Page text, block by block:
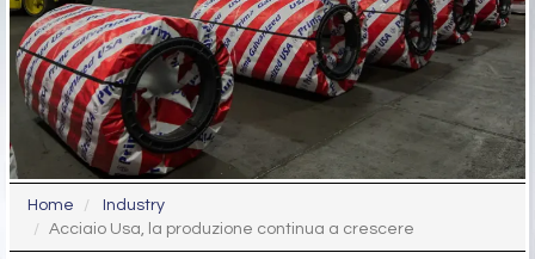
Home
Industry
Acciaio Usa, la produzione continua a crescere